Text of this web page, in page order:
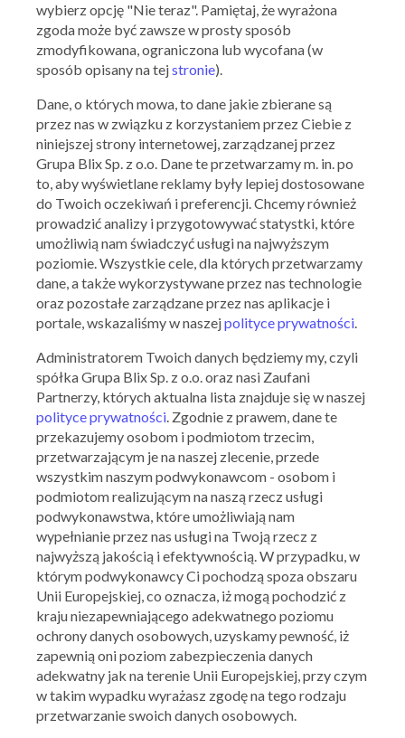
RTV EURO AGD
Wielorabaty na tysiące produktów AGD i RTV
04.03.2024 - 14.03.2024
Skorzystaj z oferty
RTV EURO AGD
-33% na drugi tańszy produkt z AGD i RTV
01.03.2024 - 11.03.2024
Skorzystaj z oferty
wybierz opcję "Nie teraz". Pamiętaj, że wyrażona
zgoda może być zawsze w prosty sposób
zmodyfikowana, ograniczona lub wycofana (w
sposób opisany na tejstronie).
Dane, o których mowa, to dane jakie zbierane są
przez nas w związku z korzystaniem przez Ciebie z
niniejszej strony internetowej, zarządzanej przez
Grupa Blix Sp. z o.o. Dane te przetwarzamy m. in. po
to, aby wyświetlane reklamy były lepiej dostosowane
do Twoich oczekiwań i preferencji. Chcemy również
prowadzić analizy i przygotowywać statystki, które
umożliwią nam świadczyć usługi na najwyższym
poziomie. Wszystkie cele, dla których przetwarzamy
dane, a także wykorzystywane przez nas technologie
oraz pozostałe zarządzane przez nas aplikacje i
portale, wskazaliśmy w naszejpolityce prywatności.
Administratorem Twoich danych będziemy my, czyli
spółka Grupa Blix Sp. z o.o. oraz nasi Zaufani
Partnerzy, których aktualna lista znajduje się w naszej
polityce prywatności. Zgodnie z prawem, dane te
przekazujemy osobom i podmiotom trzecim,
przetwarzającym je na naszej zlecenie, przede
wszystkim naszym podwykonawcom - osobom i
podmiotom realizującym na naszą rzecz usługi
podwykonawstwa, które umożliwiają nam
wypełnianie przez nas usługi na Twoją rzecz z
najwyższą jakością i efektywnością. W przypadku, w
którym podwykonawcy Ci pochodzą spoza obszaru
Unii Europejskiej, co oznacza, iż mogą pochodzić z
kraju niezapewniającego adekwatnego poziomu
ochrony danych osobowych, uzyskamy pewność, iż
zapewnią oni poziom zabezpieczenia danych
adekwatny jak na terenie Unii Europejskiej, przy czym
w takim wypadku wyrażasz zgodę na tego rodzaju
przetwarzanie swoich danych osobowych.